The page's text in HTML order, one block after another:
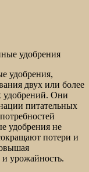
удобрения
удобрения,
двух или более
удобрений. Они
питательных
удобрения не
потери и
и урожайность.